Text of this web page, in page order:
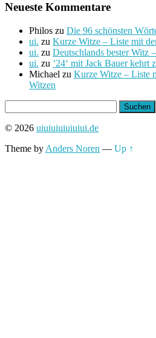
Neueste Kommentare
Philos zu Die 96 schönsten
ui. zu Kurze Witze – Liste mit
ui. zu Deutschlands bester Witz
ui. zu ’24‘ mit Jack Bauer kehrt
Michael zu Kurze Witze – Liste
Witzen
nach:
© 2026 uiuiuiuiuiuiui.de
Theme by Anders Noren — Up ↑